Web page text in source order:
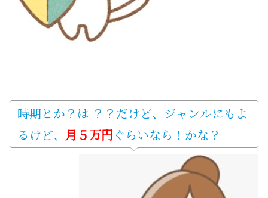
時期とか？は ？？だけど、ジャンルにもよ
るけど、 月５万円ぐらいなら！かな？